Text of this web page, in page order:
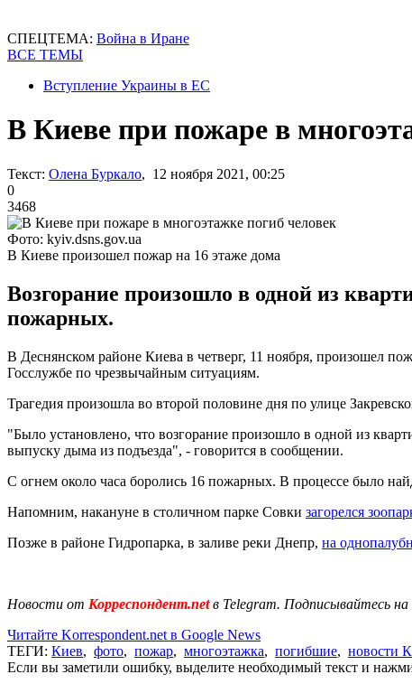
СПЕЦТЕМА: Война в Иране
ВСЕ ТЕМЫ
Вступление Украины в ЕС
В Киеве при пожаре в
Текст: Олена Буркало, 12 ноября 2021, 00:25
0
3468
Фото: kyiv.dsns.gov.ua
В Киеве произошел пожар на 16 этаже дома
Возгорание произошло в одной из
пожарных.
В Деснянском районе Киева в четверг, 11 ноября, произошел
Госслужбе по чрезвычайным ситуациям.
Трагедия произошла во второй половине дня по улице
"Было установлено, что возгорание произошло в одной из
выпуску дыма из подъезда", - говорится в сообщении.
С огнем около часа боролись 16 пожарных. В процессе было
Напомним, накануне в столичном парке Совки загорелся
Позже в районе Гидропарка, в заливе реки Днепр, на
Новости от Корреспондент.netв Telegram. Подписывайтесь
Читайте Korrespondent.net в Google News
ТЕГИ: Киев, фото, пожар, многоэтажка, погибшие, новости
Если вы заметили ошибку, выделите необходимый текст и